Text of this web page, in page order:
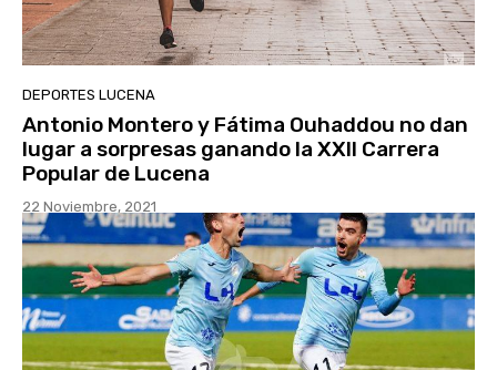
DEPORTES LUCENA
Antonio Montero y Fátima Ouhaddou no dan
lugar a sorpresas ganando la XXII Carrera
Popular de Lucena
22 Noviembre, 2021